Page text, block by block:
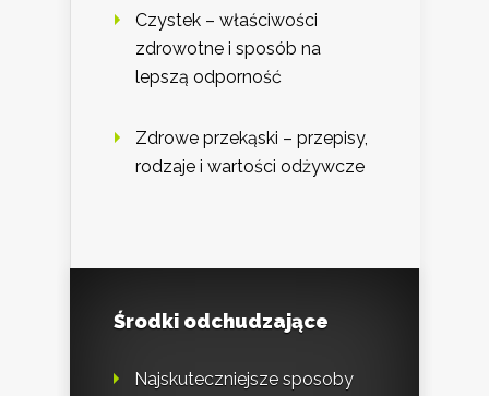
Czystek – właściwości
zdrowotne i sposób na
lepszą odporność
Zdrowe przekąski – przepisy,
rodzaje i wartości odżywcze
Środki odchudzające
Najskuteczniejsze sposoby